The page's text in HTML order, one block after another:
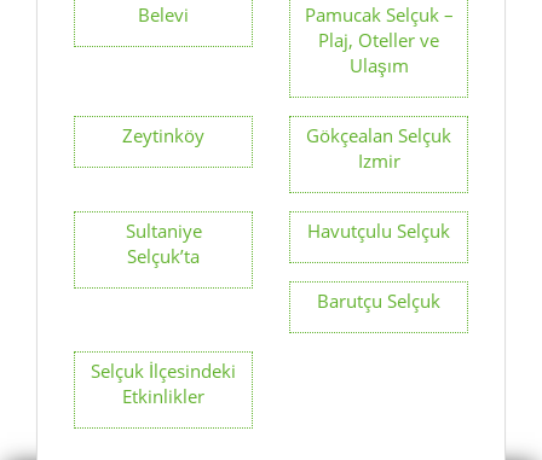
Belevi
Pamucak Selçuk –
Plaj, Oteller ve
Ulaşım
Zeytinköy
Gökçealan Selçuk
Izmir
Sultaniye
Selçuk’ta
Havutçulu Selçuk
Barutçu Selçuk
Selçuk İlçesindeki
Etkinlikler